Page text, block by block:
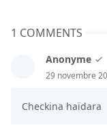
1 COMMENTS
Anonyme
29 novembre
Checkina haïdara